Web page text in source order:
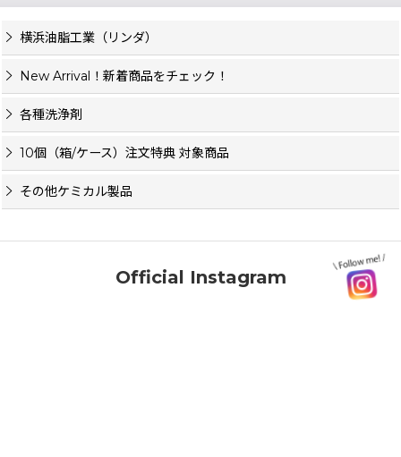
横浜油脂工業（リンダ）
New Arrival！新着商品をチェック！
各種洗浄剤
10個（箱/ケース）注文特典 対象商品
その他ケミカル製品
Official Instagram